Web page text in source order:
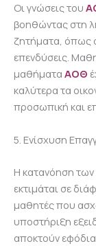
Οι γνώσεις του
βοηθώντας στη
ζητήματα, όπως
επενδύσεις.
μαθήματα ΑΟΘ
καλύτερα τα
προσωπική και
5. Ενίσχυση
Η κατανόηση των
εκτιμάται σε
μαθητές που
υποστήριξη
αποκτούν